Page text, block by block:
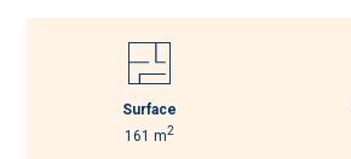
Surface
161 m2